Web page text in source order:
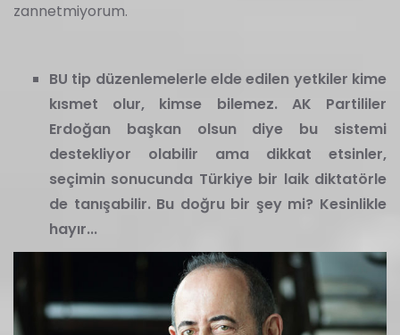
zannetmiyorum.
BU tip düzenlemelerle elde edilen yetkiler kime
kısmet olur, kimse bilemez. AK Partililer
Erdoğan başkan olsun diye bu sistemi
destekliyor olabilir ama dikkat etsinler,
seçimin sonucunda Türkiye bir laik diktatörle
de tanışabilir. Bu doğru bir şey mi? Kesinlikle
hayır...